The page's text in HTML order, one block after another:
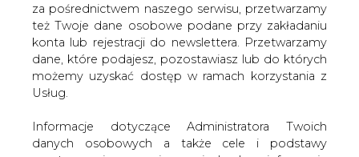
za pośrednictwem naszego serwisu, przetwarzamy
też Twoje dane osobowe podane przy zakładaniu
konta lub rejestracji do newslettera. Przetwarzamy
dane, które podajesz, pozostawiasz lub do których
możemy uzyskać dostęp w ramach korzystania z
Usług.
Informacje dotyczące Administratora Twoich
danych osobowych a także cele i podstawy
Strona główna RYNEK PALIW
Strategia Grupy Lotos
do 2015 r.: 30 proc. udziału w rynku paliw, 10 proc.w
rynku stacji
drukuj
skomentuj